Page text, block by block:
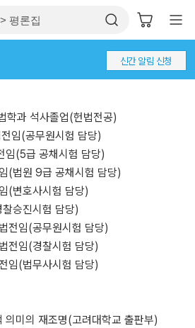
신간 알림 신청
학과 석사졸업(헌법전공)
임(공무원시험 담당)
임(5급 공채시험 담당)
(법원 9급 공채시험 담당)
(변호사시험 담당)
승진시험 담당)
전임(공무원시험 담당)
전임(경찰시험 담당)
임(법무사시험 담당)
미의 재조명(고려대학교 출판부)